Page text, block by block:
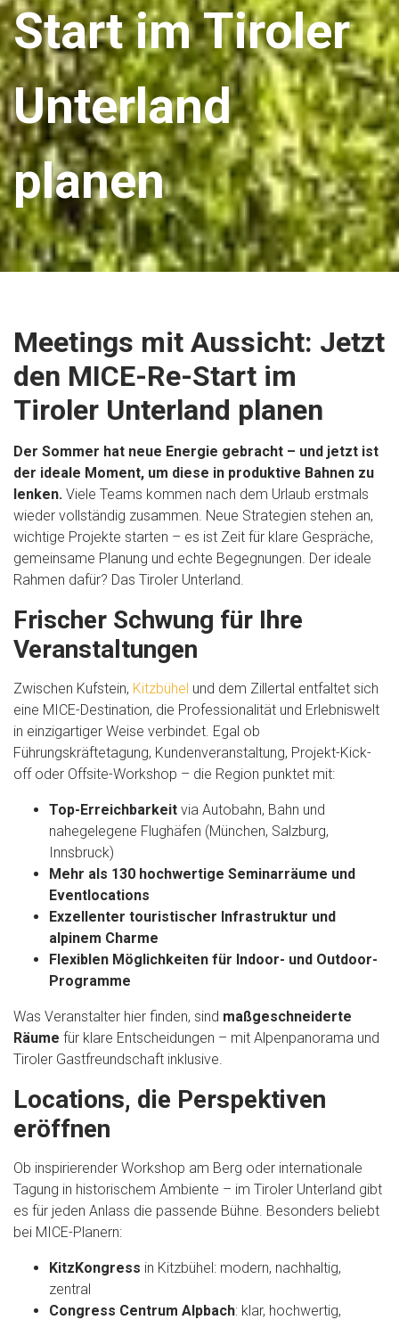
Start im Tiroler
Unterland
planen
Meetings mit Aussicht: Jetzt
den MICE-Re-Start im
Tiroler Unterland planen
Der Sommer hat neue Energie gebracht – und jetzt ist
der ideale Moment, um diese in produktive Bahnen zu
lenken. Viele Teams kommen nach dem Urlaub erstmals
wieder vollständig zusammen. Neue Strategien stehen an,
wichtige Projekte starten – es ist Zeit für klare Gespräche,
gemeinsame Planung und echte Begegnungen. Der ideale
Rahmen dafür? Das Tiroler Unterland.
Frischer Schwung für Ihre
Veranstaltungen
Zwischen Kufstein, Kitzbühel und dem Zillertal entfaltet sich
eine MICE-Destination, die Professionalität und Erlebniswelt
in einzigartiger Weise verbindet. Egal ob
Führungskräftetagung, Kundenveranstaltung, Projekt-Kick-
off oder Offsite-Workshop – die Region punktet mit:
Top-Erreichbarkeit via Autobahn, Bahn und
nahegelegene Flughäfen (München, Salzburg,
Innsbruck)
Mehr als 130 hochwertige Seminarräume und
Eventlocations
Exzellenter touristischer Infrastruktur und
alpinem Charme
Flexiblen Möglichkeiten für Indoor- und Outdoor-
Programme
Was Veranstalter hier finden, sind maßgeschneiderte
Räume für klare Entscheidungen – mit Alpenpanorama und
Tiroler Gastfreundschaft inklusive.
Locations, die Perspektiven
eröffnen
Ob inspirierender Workshop am Berg oder internationale
Tagung in historischem Ambiente – im Tiroler Unterland gibt
es für jeden Anlass die passende Bühne. Besonders beliebt
bei MICE-Planern:
KitzKongress in Kitzbühel: modern, nachhaltig,
zentral
Congress Centrum Alpbach: klar, hochwertig,